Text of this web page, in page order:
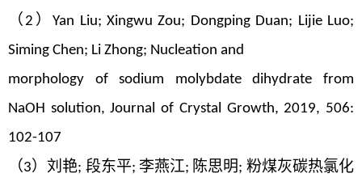
（ 2 ）Yan Liu; Xingwu Zou; Dongping Duan; Lijie Luo;
Siming Chen; Li Zhong; Nucleation and
morphology of sodium molybdate dihydrate from
NaOH solution, Journal of Crystal Growth, 2019, 506:
102-107
（3）刘艳; 段东平; 李燕江; 陈思明; 粉煤灰碳热氯化